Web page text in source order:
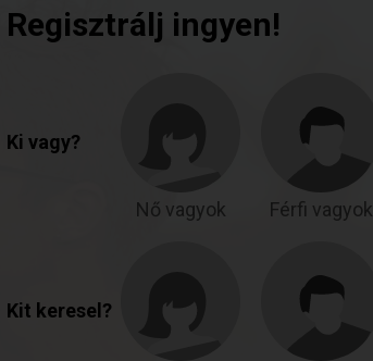
Regisztrálj ingyen!
Ki vagy?
Nő vagyok Férfi vagyok
Kit keresel?